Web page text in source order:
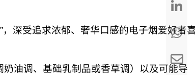
，深受追求浓郁、奢华口感的电子烟爱好者
油调、基础乳制品或香草调）以及可能导